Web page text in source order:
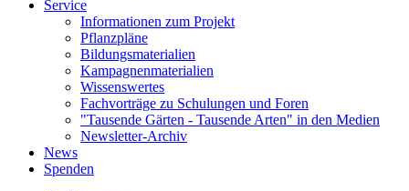
Service
Informationen zum Projekt
Pflanzpläne
Bildungsmaterialien
Kampagnenmaterialien
Wissenswertes
Fachvorträge zu Schulungen und Foren
"Tausende Gärten - Tausende Arten" in den Medien
Newsletter-Archiv
News
Spenden